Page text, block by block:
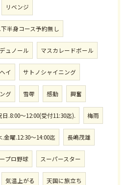
リベンジ
下半身コース予約無し
ュノール マスカレードボール
イ サトノシャイニング
グ 雪辱 感動 興奮
日.8:00〜12:00(受付11:30迄). 梅雨
.金曜.12:30〜14:00迄 長嶋茂雄
プロ野球 スーパースター
気温上がる 天国に旅立ち